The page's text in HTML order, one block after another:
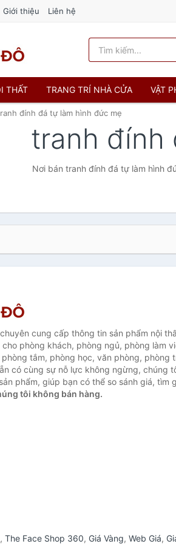
Giới thiệu Liên hệ
THẤT TRANG TRÍ NHÀ CỬA VẬT
đính đá tự làm hình đức mẹ
tranh đính
Nơi bán tranh đính đá tự làm hình
cung cấp thông tin sản phẩm nội
phòng khách, phòng ngủ, phòng làm
tắm, phòng học, văn phòng, phòng
có cùng sự nỗ lực không ngừng, chúng
phẩm, giúp bạn có thể so sánh giá, tìm
tôi không bán hàng.
, The Face Shop 360, Giá Vàng, Web Giá,